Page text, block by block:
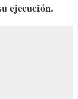
ejecución.